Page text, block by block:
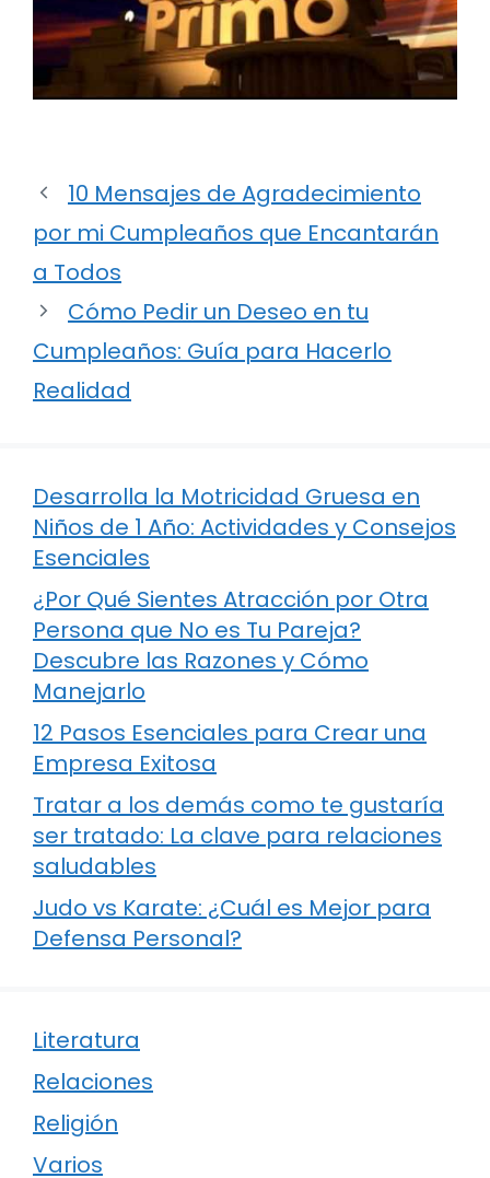
10 Mensajes de Agradecimiento
por mi Cumpleaños que Encantarán
a Todos
Cómo Pedir un Deseo en tu
Cumpleaños: Guía para Hacerlo
Realidad
Desarrolla la Motricidad Gruesa en
Niños de 1 Año: Actividades y Consejos
Esenciales
¿Por Qué Sientes Atracción por Otra
Persona que No es Tu Pareja?
Descubre las Razones y Cómo
Manejarlo
12 Pasos Esenciales para Crear una
Empresa Exitosa
Tratar a los demás como te gustaría
ser tratado: La clave para relaciones
saludables
Judo vs Karate: ¿Cuál es Mejor para
Defensa Personal?
Literatura
Relaciones
Religión
Varios